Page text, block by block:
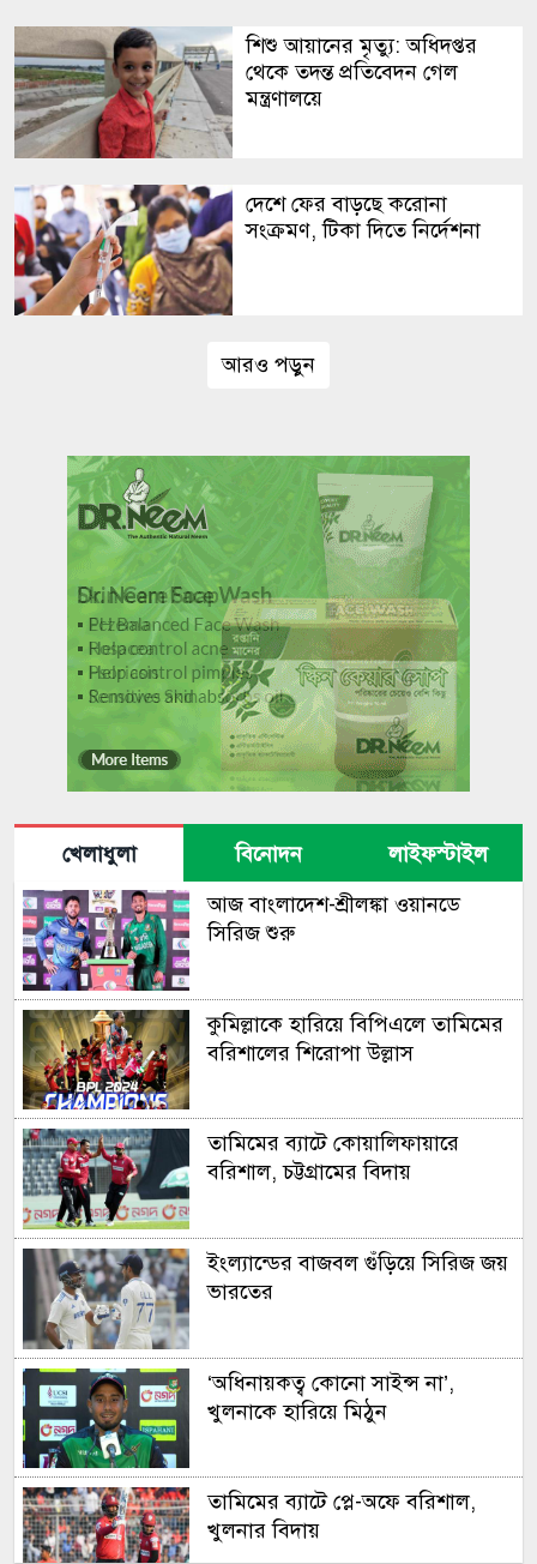
শিশু আয়ানের মৃত্যু: অধিদপ্তর
থেকে তদন্ত প্রতিবেদন গেল
মন্ত্রণালয়ে
দেশে ফের বাড়ছে করোনা
সংক্রমণ, টিকা দিতে নির্দেশনা
আরও পড়ুন
খেলাধুলা বিনোদন
লাইফস্টাইল
আজ বাংলা‌দেশ-শ্রীলঙ্কা ওয়ানডে
সি‌রিজ শুরু
কুমিল্লাকে হারিয়ে বিপিএলে তামিমের
বরিশালের শিরোপা উল্লাস
তামিমের ব্যাটে কোয়ালিফায়ারে
বরিশাল, চট্টগ্রামের বিদায়
ইংল্যান্ডের বাজবল গুঁড়িয়ে সিরিজ জয়
ভারতের
‘অধিনায়কত্ব কোনো সাইন্স না’,
খুলনাকে হারিয়ে মিঠুন
তামিমের ব্যাটে প্লে-অফে বরিশাল,
খুলনার বিদায়